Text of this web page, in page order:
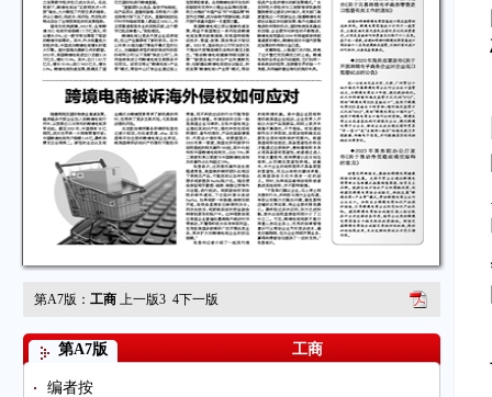
第A7版： 工商 上一版3 4下一版
第A7版 工商
编者按